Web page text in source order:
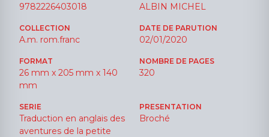
9782226403018 ALBIN MICHEL
COLLECTION
A.m. rom.franc
DATE DE PARUTION
02/01/2020
FORMAT
26 mm x 205 mm x 140
mm
NOMBRE DE PAGES
320
SERIE
Traduction en anglais des
aventures de la petite
PRESENTATION
Broché